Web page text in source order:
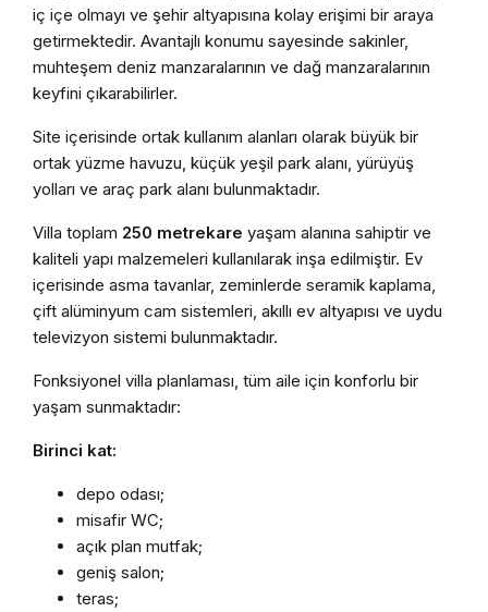
iç içe olmayı ve şehir altyapısına kolay erişimi bir araya
getirmektedir. Avantajlı konumu sayesinde sakinler,
muhteşem deniz manzaralarının ve dağ manzaralarının
keyfini çıkarabilirler.
Site içerisinde ortak kullanım alanları olarak büyük bir
ortak yüzme havuzu, küçük yeşil park alanı, yürüyüş
yolları ve araç park alanı bulunmaktadır.
Villa toplam 250 metrekare yaşam alanına sahiptir ve
kaliteli yapı malzemeleri kullanılarak inşa edilmiştir. Ev
içerisinde asma tavanlar, zeminlerde seramik kaplama,
çift alüminyum cam sistemleri, akıllı ev altyapısı ve uydu
televizyon sistemi bulunmaktadır.
Fonksiyonel villa planlaması, tüm aile için konforlu bir
yaşam sunmaktadır:
Birinci kat:
depo odası;
misafir WC;
açık plan mutfak;
geniş salon;
teras;